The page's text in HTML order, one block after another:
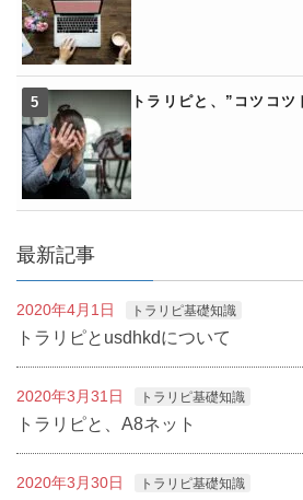
トラリピと、”コツコツ
最新記事
2020年4月1日 トラリピ基礎知識
トラリピとusdhkdについて
2020年3月31日 トラリピ基礎知識
トラリピと、A8ネット
2020年3月30日 トラリピ基礎知識